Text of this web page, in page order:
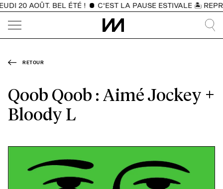
20 AOÛT. BEL ÉTÉ ! C'EST LA PAUSE ESTIVALE 🏝️
RETOUR
Qoob Qoob : Aimé Jockey +
Bloody L